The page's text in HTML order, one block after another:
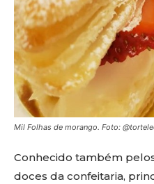
Mil Folhas de morango. Foto:
Conhecido também
doces da confeitaria,